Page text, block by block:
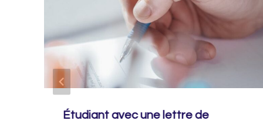
Étudiant avec une lettre de